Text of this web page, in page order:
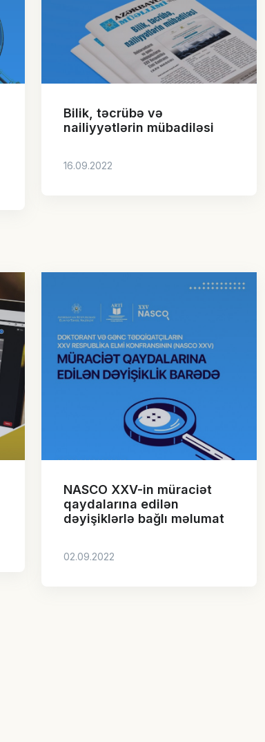
Bilik, təcrübə və
nailiyyətlərin mübadiləsi
16.09.2022
NASCO XXV-in müraciət
qaydalarına edilən
dəyişiklərlə bağlı məlumat
02.09.2022